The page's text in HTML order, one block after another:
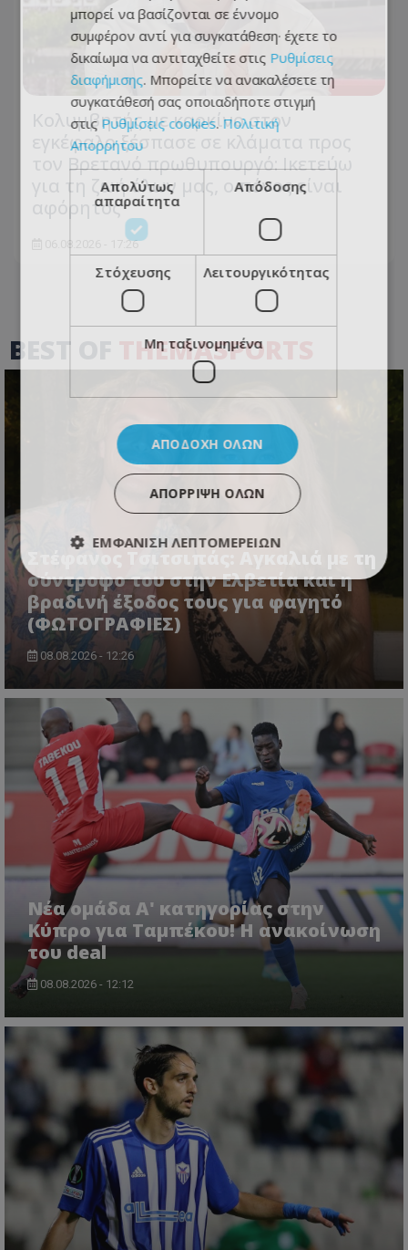
Κολυμβητής με καρκίνο στον
εγκέφαλο ξέσπασε σε κλάματα προς
τον Βρετανό πρωθυπουργό: Ικετεύω
για τη ζωή όλων μας, ο πόνος είναι
αφόρητος
06.08.2026 - 17:26
BEST OF THEMASPORTS
Στέφανος Τσιτσιπάς: Αγκαλιά με τη
σύντροφο του στην Ελβετία και η
βραδινή έξοδος τους για φαγητό
(ΦΩΤΟΓΡΑΦΙΕΣ)
08.08.2026 - 12:26
Νέα ομάδα Α' κατηγορίας στην
Κύπρο για Ταμπέκου! Η ανακοίνωση
του deal
08.08.2026 - 12:12
μπορεί να βασίζονται σε έννομο
συμφέρον αντί για συγκατάθεση· έχετε το
δικαίωμα να αντιταχθείτε στις Ρυθμίσεις
διαφήμισης. Μπορείτε να ανακαλέσετε τη
συγκατάθεσή σας οποιαδήποτε στιγμή
στις Ρυθμίσεις cookies. Πολιτική
Απορρήτου
Απολύτως
απαραίτητα
Απόδοσης
Στόχευσης Λειτουργικότητας
Μη ταξινομημένα
ΑΠΟΔΟΧΉ ΌΛΩΝ
ΑΠΌΡΡΙΨΗ ΌΛΩΝ
ΕΜΦΆΝΙΣΗ ΛΕΠΤΟΜΕΡΕΙΏΝ